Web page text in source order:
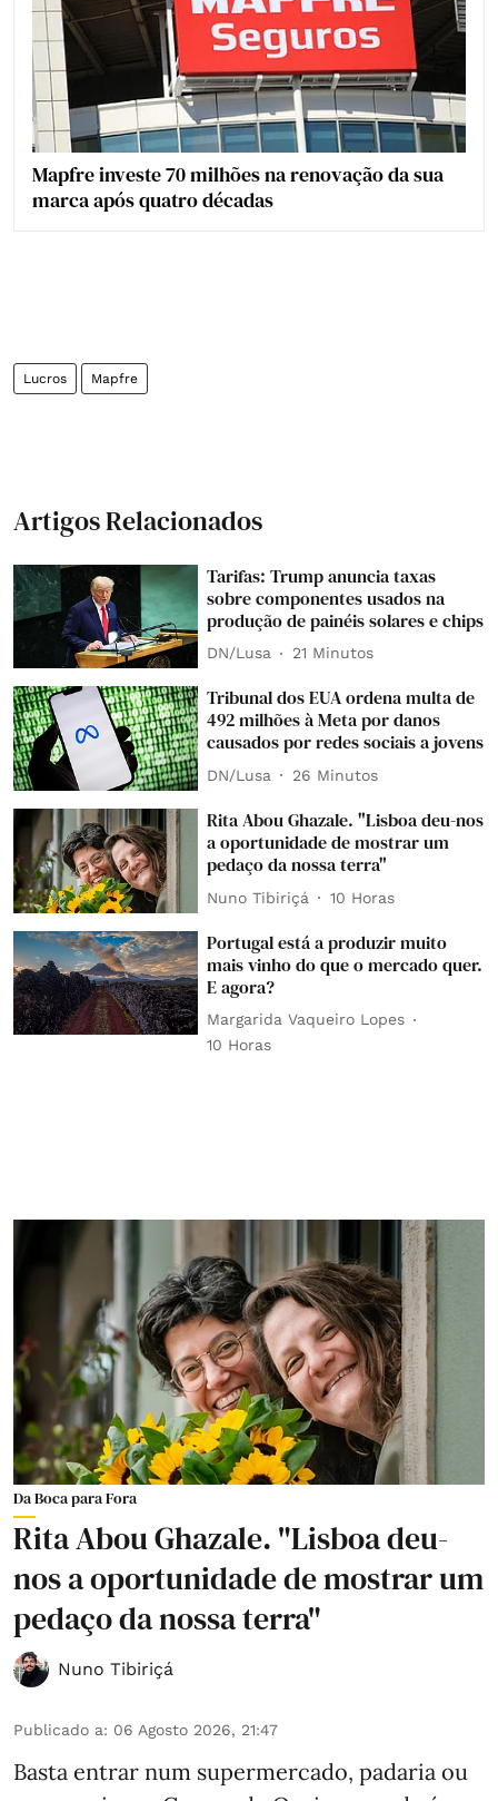
Mapfre investe 70 milhões na renovação da sua
marca após quatro décadas
Lucros Mapfre
Artigos Relacionados
Tarifas: Trump anuncia taxas
sobre componentes usados na
produção de painéis solares e chips
DN/Lusa 21 Minutos
Tribunal dos EUA ordena multa de
492 milhões à Meta por danos
causados por redes sociais a jovens
DN/Lusa 26 Minutos
Rita Abou Ghazale. "Lisboa deu-nos
a oportunidade de mostrar um
pedaço da nossa terra"
Nuno Tibiriçá 10 Horas
Portugal está a produzir muito
mais vinho do que o mercado quer.
E agora?
Margarida Vaqueiro Lopes
10 Horas
Da Boca para Fora
Rita Abou Ghazale. "Lisboa deu-
nos a oportunidade de mostrar um
pedaço da nossa terra"
Nuno Tibiriçá
Publicado a: 06 Agosto 2026, 21:47
Basta entrar num supermercado, padaria ou